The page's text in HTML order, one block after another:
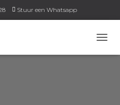
Stuur een Whatsapp
movement.nl
A